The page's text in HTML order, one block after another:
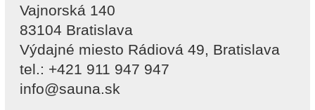
Vajnorská 140
83104 Bratislava
Výdajné miesto Rádiová 49, Bratislava
tel.: +421 911 947 947
info@sauna.sk